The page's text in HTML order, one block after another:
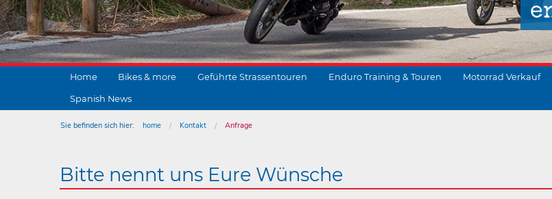
Home Bikes & more Geführte Strassentouren Enduro Training & Touren Motorrad Verkauf
Spanish News
Sie befinden sich hier: home Kontakt
Anfrage
Bitte nennt uns Eure Wünsche